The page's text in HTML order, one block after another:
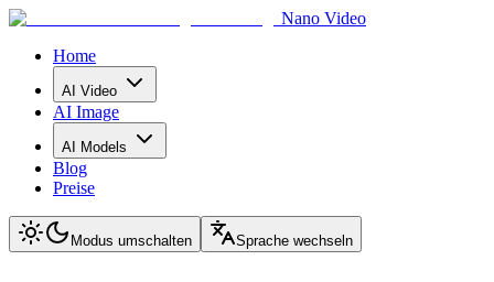
Nano Video
Home
AI Video
AI Image
AI Models
Blog
Preise
Modus umschalten Sprache wechseln